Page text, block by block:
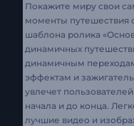
Покажите миру свои
моменты
шаблона ролика
динамичных
динамичным
эффектам и
увлечет
начала и до конца.
лучшие видео и